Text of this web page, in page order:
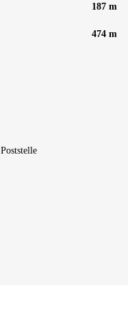
187 m
474 m
Poststelle